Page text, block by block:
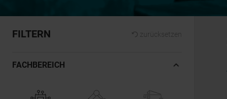
FILTERN zurücksetzen
FACHBEREICH